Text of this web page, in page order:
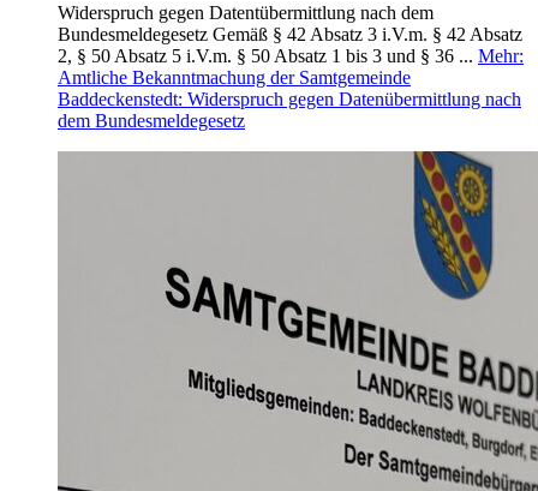
Widerspruch gegen Datentübermittlung nach dem
Bundesmeldegesetz Gemäß § 42 Absatz 3 i.V.m. § 42 Absatz
2, § 50 Absatz 5 i.V.m. § 50 Absatz 1 bis 3 und § 36 ... Mehr:
Amtliche Bekanntmachung der Samtgemeinde
Baddeckenstedt: Widerspruch gegen Datenübermittlung nach
dem Bundesmeldegesetz